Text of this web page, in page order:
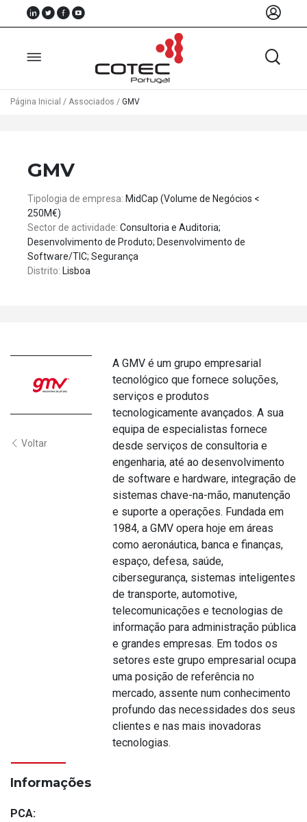
Recursos
Notícias
Eventos
Página Inicial / Associados / GMV
GMV
Tipologia de empresa: MidCap (Volume de Negócios <
250M€)
Sector de actividade: Consultoria e Auditoria;
Desenvolvimento de Produto; Desenvolvimento de
Software/TIC; Segurança
Distrito: Lisboa
Voltar
A GMV é um grupo empresarial
tecnológico que fornece soluções,
serviços e produtos
tecnologicamente avançados. A sua
equipa de especialistas fornece
desde serviços de consultoria e
engenharia, até ao desenvolvimento
de software e hardware, integração de
sistemas chave-na-mão, manutenção
e suporte a operações. Fundada em
1984, a GMV opera hoje em áreas
como aeronáutica, banca e finanças,
espaço, defesa, saúde,
cibersegurança, sistemas inteligentes
de transporte, automotive,
telecomunicações e tecnologias de
informação para administração pública
e grandes empresas. Em todos os
setores este grupo empresarial ocupa
uma posição de referência no
mercado, assente num conhecimento
profundo das necessidades dos seus
clientes e nas mais inovadoras
tecnologias.
Informações
PCA: